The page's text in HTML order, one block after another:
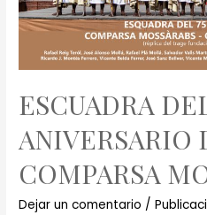
ESCUADRA
ANIVERSARIO
COMPARSA
Dejar un comentario /